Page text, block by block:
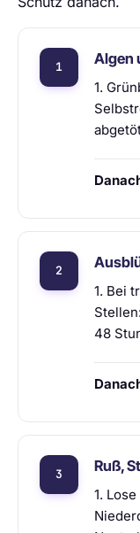
Algen
1.
1. Bei
48
Ruß,
1.